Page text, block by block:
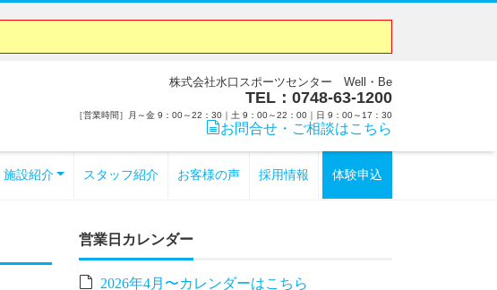
株式会社水口スポーツセンター Well・Be
TEL：0748-63-1200
［営業時間］月～金 9：00～22：30｜土 9：00～22：00｜日 9：00～17：30
お問合せ・ご相談はこちら
施設紹介 スタッフ紹介 お客様の声 採用情報 体験申込
営業日カレンダー
2026年4月〜カレンダーはこちら